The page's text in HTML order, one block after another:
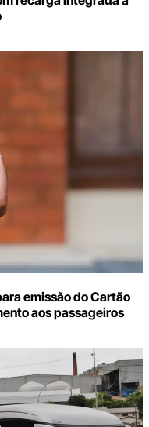
emissão do Cartão
aos passageiros